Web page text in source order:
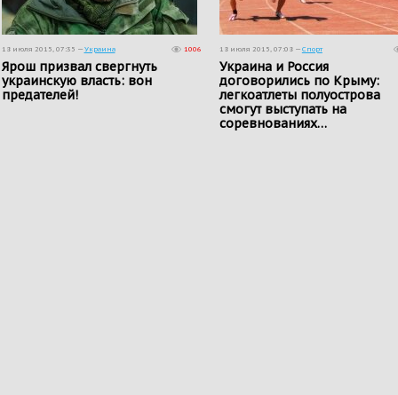
18 июля 2015, 07:35 — Украина 1006
Ярош призвал свергнуть
украинскую власть: вон
предателей!
18 июля 2015, 07:08 — Спорт
Украина и Россия
договорились по Крыму:
легкоатлеты полуострова
смогут выступать на
соревнованиях…